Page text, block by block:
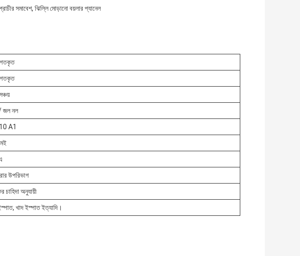
সমাবেশ, ঝিল্লি মোড়ানো বয়লার প্যানেল
জল নল
A1
উপরিভাগ
চাহিদা অনুযায়ী
খাদ ইস্পাত ইত্যাদি।